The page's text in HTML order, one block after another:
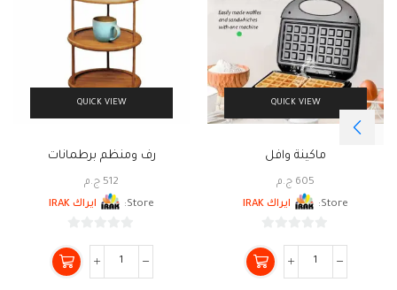
QUICK VIEW
ماكينة وافل
605 ج.م
Store:
ايراك IRAK
من
5
QUICK VIEW
رف ومنظم برطمانات
512 ج.م
Store:
ايراك IRAK
من
5